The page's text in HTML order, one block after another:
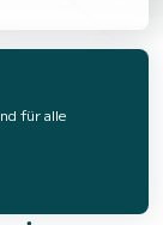
für alle